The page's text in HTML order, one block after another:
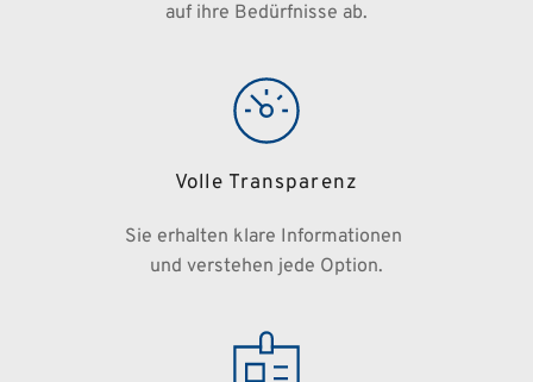
auf ihre Bedürfnisse ab.
Volle Transparenz
Sie erhalten klare Informationen
und verstehen jede Option.